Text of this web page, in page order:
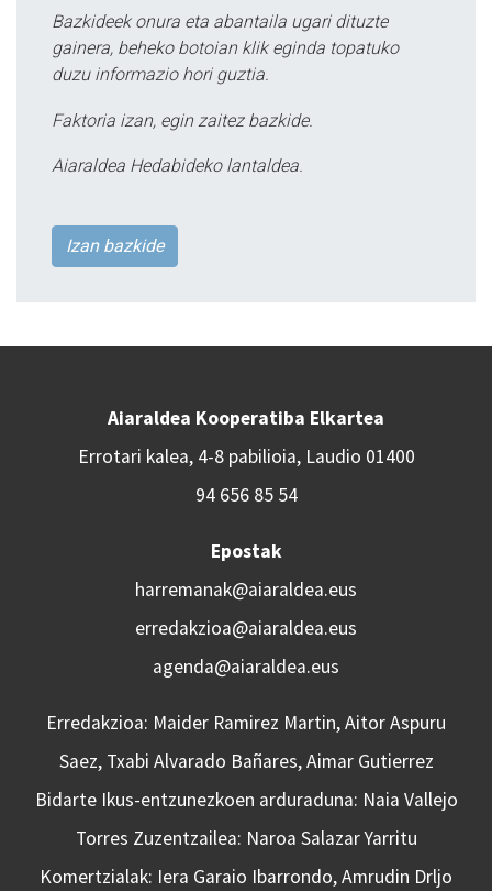
Bazkideek onura eta abantaila ugari dituzte
gainera, beheko botoian klik eginda topatuko
duzu informazio hori guztia.
Faktoria izan, egin zaitez bazkide.
Aiaraldea Hedabideko lantaldea.
Izan bazkide
Aiaraldea Kooperatiba Elkartea
Errotari kalea, 4-8 pabilioia, Laudio 01400
94 656 85 54
Epostak
harremanak@aiaraldea.eus
erredakzioa@aiaraldea.eus
agenda@aiaraldea.eus
Erredakzioa: Maider Ramirez Martin, Aitor Aspuru
Saez, Txabi Alvarado Bañares, Aimar Gutierrez
Bidarte Ikus-entzunezkoen arduraduna: Naia Vallejo
Torres Zuzentzailea: Naroa Salazar Yarritu
Komertzialak: Iera Garaio Ibarrondo, Amrudin Drljo